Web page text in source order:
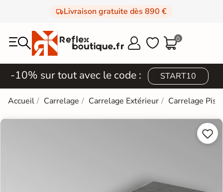
Livraison gratuite dès 890 €
  0
-10% sur tout avec le code : START10
Accueil Carrelage Carrelage Extérieur Carrelage

